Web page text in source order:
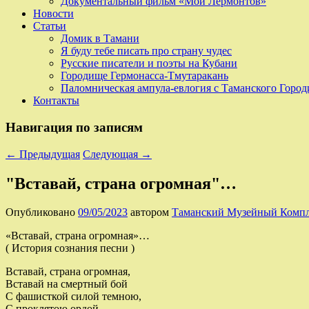
Новости
Статьи
Домик в Тамани
Я буду тебе писать про страну чудес
Русские писатели и поэты на Кубани
Городище Гермонасса-Тмутаракань
Паломническая ампула-евлогия с Таманского
Контакты
Навигация по записям
← Предыдущая Следующая →
"Вставай, страна огромная"…
Опубликовано 09/05/2023 автором Таманский Музейный
«Вставай, страна огромная»…
( История сознания песни )
Вставай, страна огромная,
Вставай на смертный бой
С фашисткой силой темною,